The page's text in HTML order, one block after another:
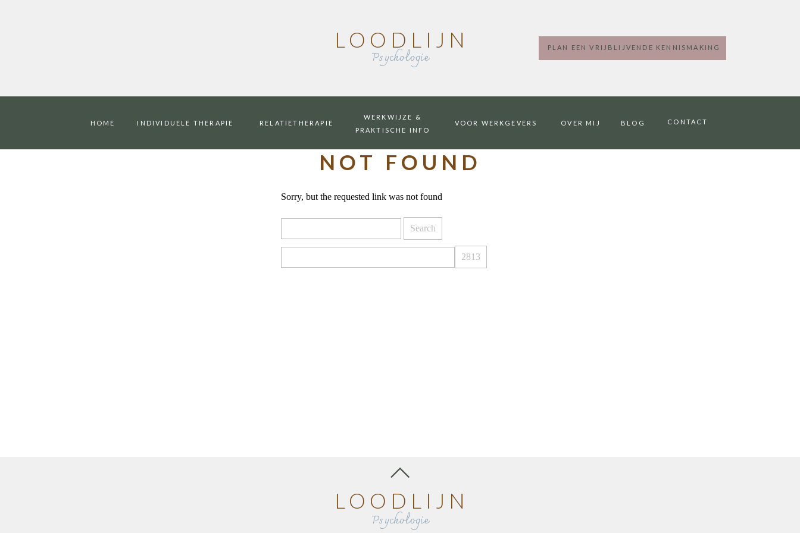
PLAN EEN VRIJBLIJVENDE KENNISMAKING
LOODLIJN
Psychologie
CONTACT
BLOG
OVER MIJ
HOME RELATIETHERAPIE VOOR WERKGEVERS
INDIVIDUELE THERAPIE
WERKWIJZE &
PRAKTISCHE INFO
NOT FOUND
Sorry, but the requested link was not found
LOODLIJN
Psychologie